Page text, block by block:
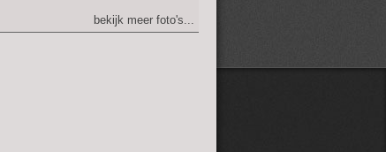
bekijk meer foto's...